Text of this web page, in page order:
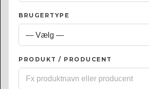
BRUGERTYPE
PRODUKT / PRODUCENT